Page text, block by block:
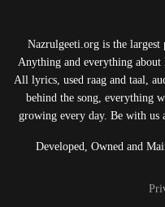
Nazrulgeeti.org is the
Anything and everything
All lyrics, used raag and taal,
behind the song, everything
growing every day. Be with us
Developed, Owned and